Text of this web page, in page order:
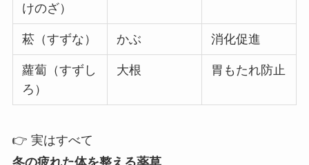
けのざ）
菘（すずな） かぶ 消化促進
蘿蔔（すずし
ろ）
大根 胃もたれ防止
👉 実はすべて